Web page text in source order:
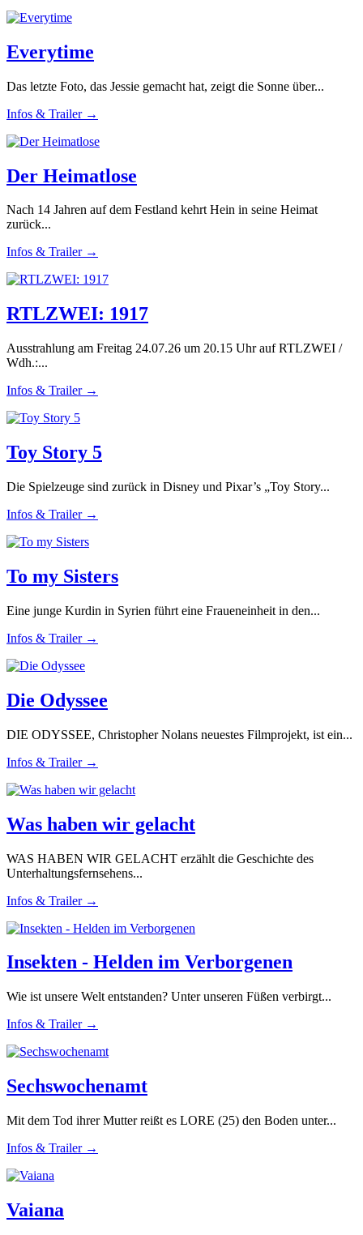
Everytime
Das letzte Foto, das Jessie gemacht hat, zeigt die Sonne über...
Infos & Trailer →
Der Heimatlose
Nach 14 Jahren auf dem Festland kehrt Hein in seine Heimat
zurück...
Infos & Trailer →
RTLZWEI: 1917
Ausstrahlung am Freitag 24.07.26 um 20.15 Uhr auf RTLZWEI /
Wdh.:...
Infos & Trailer →
Toy Story 5
Die Spielzeuge sind zurück in Disney und Pixar’s „Toy Story...
Infos & Trailer →
To my Sisters
Eine junge Kurdin in Syrien führt eine Fraueneinheit in den...
Infos & Trailer →
Die Odyssee
DIE ODYSSEE, Christopher Nolans neuestes Filmprojekt, ist ein...
Infos & Trailer →
Was haben wir gelacht
WAS HABEN WIR GELACHT erzählt die Geschichte des
Unterhaltungsfernsehens...
Infos & Trailer →
Insekten - Helden im Verborgenen
Wie ist unsere Welt entstanden? Unter unseren Füßen verbirgt...
Infos & Trailer →
Sechswochenamt
Mit dem Tod ihrer Mutter reißt es LORE (25) den Boden unter...
Infos & Trailer →
Vaiana